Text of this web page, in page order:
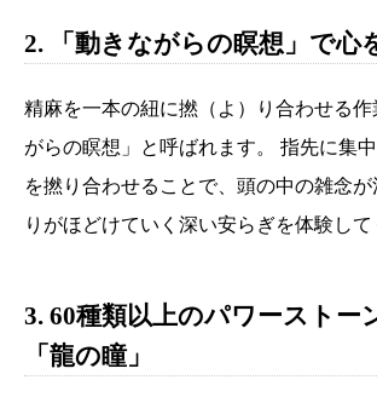
2. 「動きながらの瞑想」で心
精麻を一本の紐に撚（よ）り合わせる
がらの瞑想」と呼ばれます。 指先に集
を撚り合わせることで、頭の中の雑念が
りがほどけていく深い安らぎを体験して
3. 60種類以上のパワーストー
「龍の瞳」